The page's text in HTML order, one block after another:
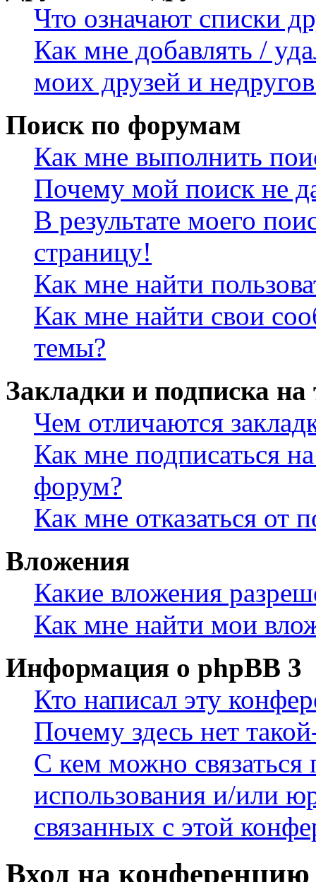
Что означают списки
Как мне добавлять /
моих друзей и
Поиск по форумам
Как мне выполнить
Почему мой поиск не
В результате моего
страницу!
Как мне найти
Как мне найти свои
темы?
Закладки и подписка
Чем отличаются
Как мне подписаться
форум?
Как мне отказаться от
Вложения
Какие вложения
Как мне найти мои
Информация о phpBB 3
Кто написал эту
Почему здесь нет
С кем можно связаться
использования и/или
связанных с этой
Вход на конференцию